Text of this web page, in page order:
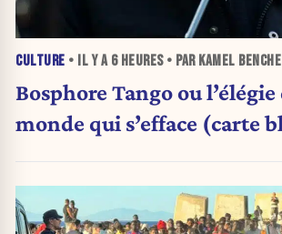
CULTURE • IL Y A 6 HEURES• PAR KAMEL
Bosphore Tango ou l’élégie
monde qui s’efface (carte